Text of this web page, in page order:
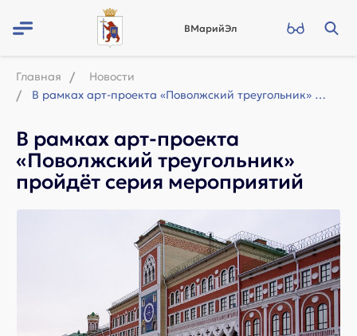
ВМарийЭл
Главная
Новости
В рамках арт-проекта «Поволжский треугольник» пройдёт серия мероприятий
В рамках арт-проекта
«Поволжский треугольник»
пройдёт серия мероприятий